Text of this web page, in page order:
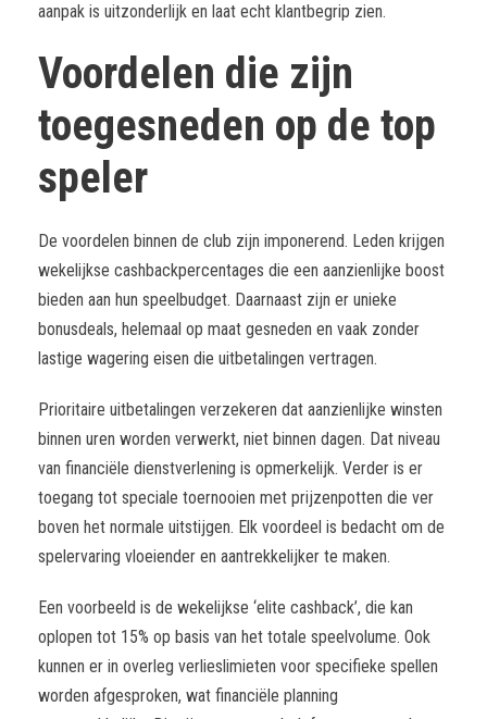
aanpak is uitzonderlijk en laat echt klantbegrip zien.
Voordelen die zijn
toegesneden op de top
speler
De voordelen binnen de club zijn imponerend. Leden krijgen
wekelijkse cashbackpercentages die een aanzienlijke boost
bieden aan hun speelbudget. Daarnaast zijn er unieke
bonusdeals, helemaal op maat gesneden en vaak zonder
lastige wagering eisen die uitbetalingen vertragen.
Prioritaire uitbetalingen verzekeren dat aanzienlijke winsten
binnen uren worden verwerkt, niet binnen dagen. Dat niveau
van financiële dienstverlening is opmerkelijk. Verder is er
toegang tot speciale toernooien met prijzenpotten die ver
boven het normale uitstijgen. Elk voordeel is bedacht om de
spelervaring vloeiender en aantrekkelijker te maken.
Een voorbeeld is de wekelijkse ‘elite cashback’, die kan
oplopen tot 15% op basis van het totale speelvolume. Ook
kunnen er in overleg verlieslimieten voor specifieke spellen
worden afgesproken, wat financiële planning